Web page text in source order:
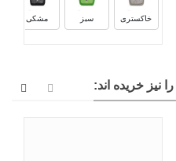
خاکستری سبز مشکی
نیز خریده اند: